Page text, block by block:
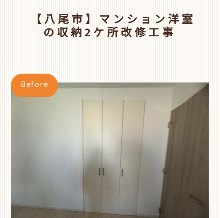
【八尾市】マンション洋室
の収納2ケ所改修工事
Before